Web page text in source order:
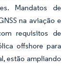
Mandatos de
na aviação e
requisitos de
offshore para
estão ampliando